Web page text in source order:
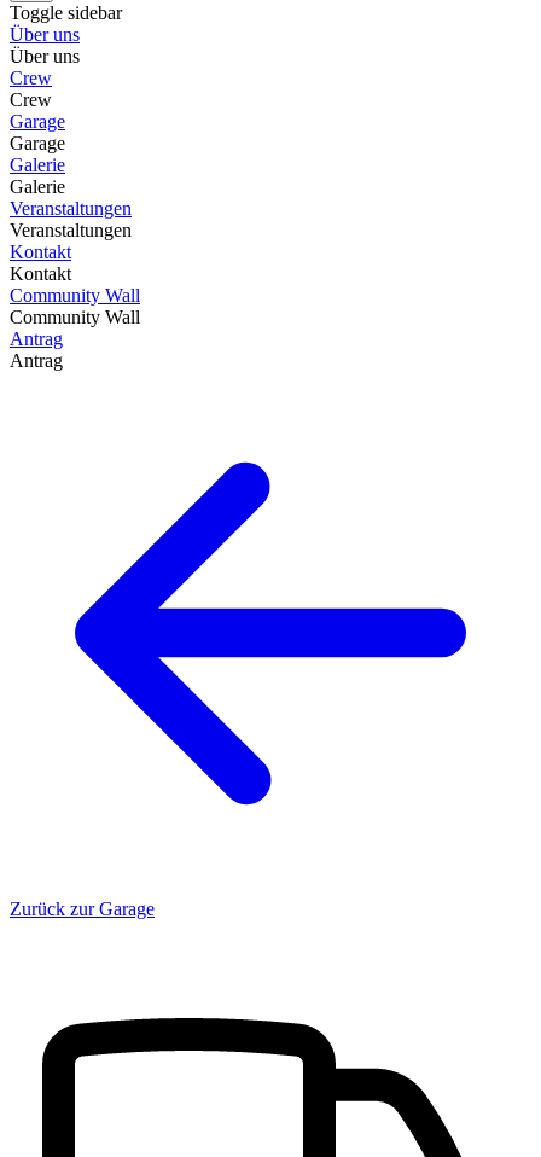
Toggle sidebar
Über uns
Über uns
Crew
Crew
Garage
Garage
Galerie
Galerie
Veranstaltungen
Veranstaltungen
Kontakt
Kontakt
Community Wall
Community Wall
Antrag
Antrag
Zurück zur Garage